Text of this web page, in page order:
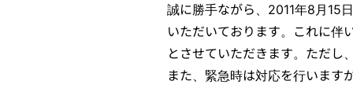
誠に勝手ながら、2011年8月15
いただいております。これに伴
とさせていただきます。ただし
また、緊急時は対応を行います